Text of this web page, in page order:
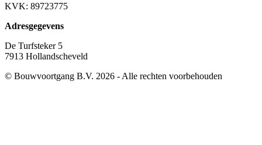
KVK: 89723775
Adresgegevens
De Turfsteker 5
7913 Hollandscheveld
© Bouwvoortgang B.V. 2026 - Alle rechten voorbehouden